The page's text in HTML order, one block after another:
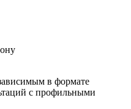
в формате
с профильными